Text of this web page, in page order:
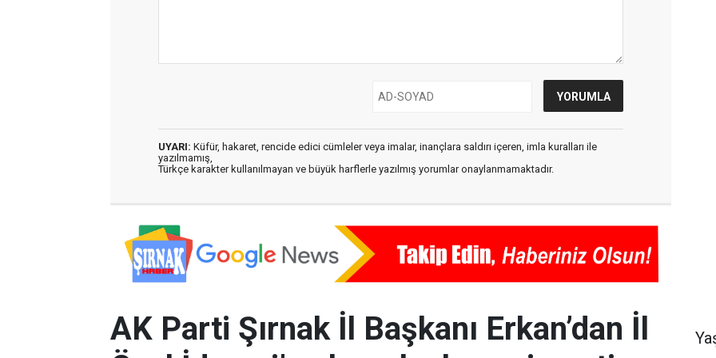
UYARI: Küfür, hakaret, rencide edici cümleler veya imalar, inançlara saldırı içeren, imla kuralları ile
yazılmamış,
Türkçe karakter kullanılmayan ve büyük harflerle yazılmış yorumlar onaylanmamaktadır.
AK Parti Şırnak İl Başkanı Erkan’dan İl